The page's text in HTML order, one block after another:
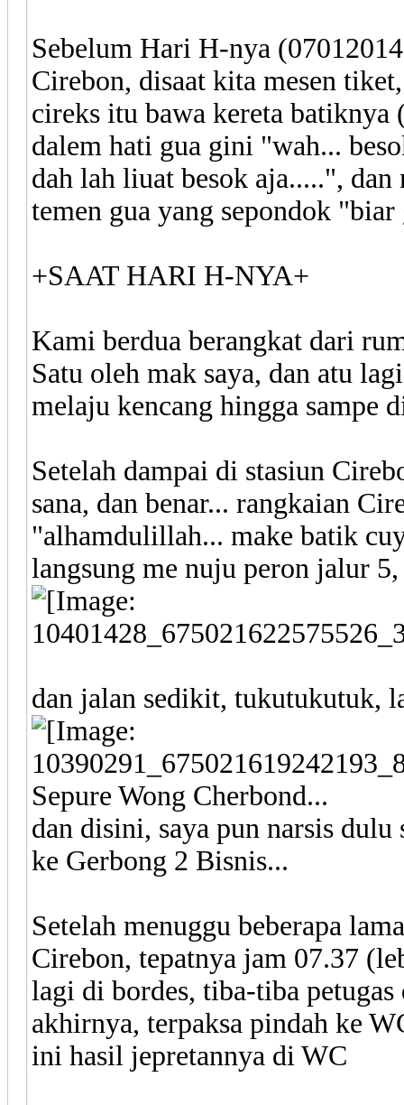
Sebelum Hari H-nya
Cirebon, disaat kita mesen
cireks itu bawa kereta batiknya
dalem hati gua gini "wah...
dah lah liuat besok aja.....",
temen gua yang sepondok
+SAAT HARI H-NYA+
Kami berdua berangkat dari
Satu oleh mak saya, dan atu
melaju kencang hingga sampe
Setelah dampai di stasiun
sana, dan benar... rangkaian
"alhamdulillah... make batik
langsung me nuju peron jalur
dan jalan sedikit, tukutukutuk,
Sepure Wong Cherbond...
dan disini, saya pun narsis
ke Gerbong 2 Bisnis...
Setelah menuggu beberapa
Cirebon, tepatnya jam 07.37
lagi di bordes, tiba-tiba
akhirnya, terpaksa pindah ke
ini hasil jepretannya di WC